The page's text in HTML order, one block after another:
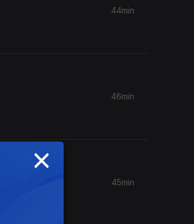
44min
46min
45min
×